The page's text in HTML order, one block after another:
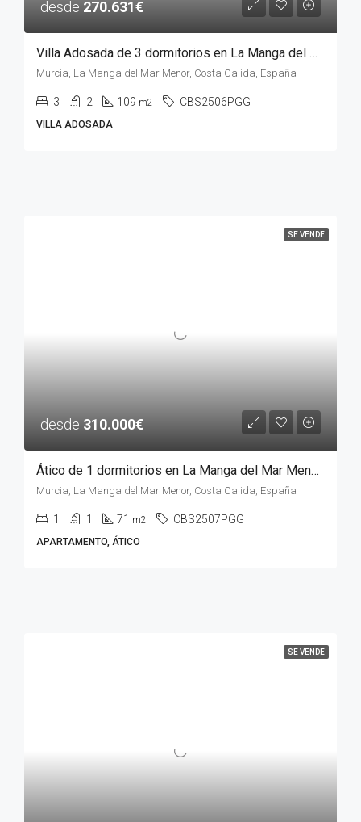
desde 270.631€
Villa Adosada de 3 dormitorios en La Manga del Mar Menor, MURCIA
Murcia, La Manga del Mar Menor, Costa Calida, España
3 2 109 m2 CBS2506PGG
VILLA ADOSADA
SE VENDE
desde 310.000€
Ático de 1 dormitorios en La Manga del Mar Menor, MURCIA
Murcia, La Manga del Mar Menor, Costa Calida, España
1 1 71 m2 CBS2507PGG
APARTAMENTO, ÁTICO
SE VENDE